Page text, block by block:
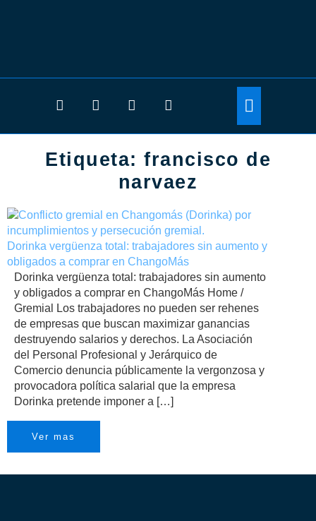
Etiqueta: francisco de
narvaez
Dorinka vergüenza total: trabajadores sin aumento y
obligados a comprar en ChangoMás
Dorinka vergüenza total: trabajadores sin aumento
y obligados a comprar en ChangoMás Home /
Gremial Los trabajadores no pueden ser rehenes
de empresas que buscan maximizar ganancias
destruyendo salarios y derechos. La Asociación
del Personal Profesional y Jerárquico de
Comercio denuncia públicamente la vergonzosa y
provocadora política salarial que la empresa
Dorinka pretende imponer a […]
Ver mas